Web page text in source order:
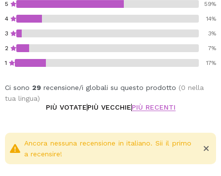
5 59%
4 14%
3 3%
2 7%
1 17%
Ci sono 29 recensione/i globali su questo prodotto (0 nella
tua lingua)
PIÙ VOTATEPIÙ VECCHIEPIÙ RECENTI
Ancora nessuna recensione in italiano. Sii il primo
a recensire!